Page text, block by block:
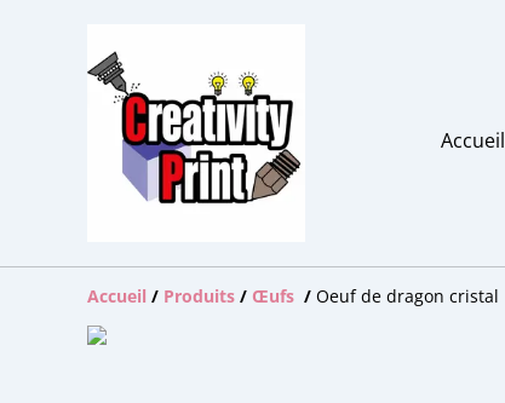
Accueil
Accueil / Produits / Œufs / Oeuf de dragon cristal